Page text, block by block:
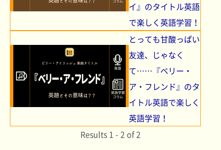
イ』のタイトル英語
で楽しく英語学習！
とっても甘酸っぱい
友達、じゃなく
て……『ベリー・
ア・フレンド』のタ
イトル英語で楽しく
英語学習！
Results 1 - 2 of 2